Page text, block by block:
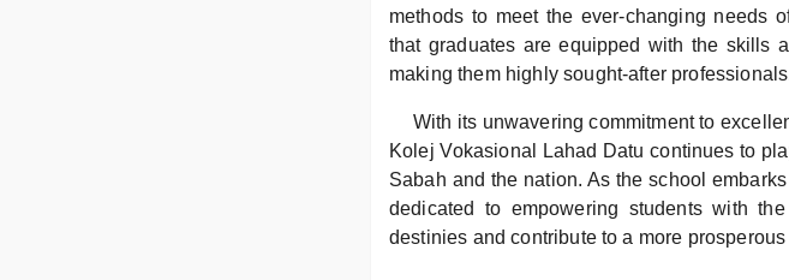
methods to meet the ever-changing needs
that graduates are equipped with the skills
making them highly sought-after
With its unwavering commitment to
Kolej Vokasional Lahad Datu continues to
Sabah and the nation. As the school
dedicated to empowering students with
destinies and contribute to a more